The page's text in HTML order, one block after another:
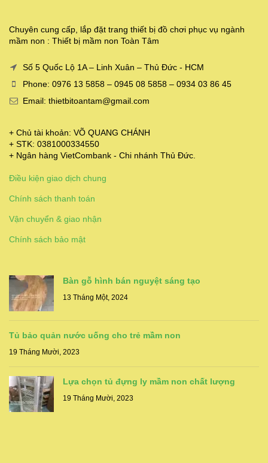
Chuyên cung cấp, lắp đặt trang thiết bị đồ chơi phục vụ ngành
mầm non : Thiết bị mầm non Toàn Tâm
Số 5 Quốc Lộ 1A – Linh Xuân – Thủ Đức - HCM
Phone: 0976 13 5858 – 0945 08 5858 – 0934 03 86 45
Email: thietbitoantam@gmail.com
+ Chủ tài khoản: VÕ QUANG CHÁNH
+ STK: 0381000334550
+ Ngân hàng VietCombank - Chi nhánh Thủ Đức.
Điều kiện giao dịch chung
Chính sách thanh toán
Vận chuyển & giao nhận
Chính sách bảo mật
Bàn gỗ hình bán nguyệt sáng tạo
13 Tháng Một, 2024
Tủ bảo quản nước uống cho trẻ mầm non
19 Tháng Mười, 2023
Lựa chọn tủ đựng ly mầm non chất lượng
19 Tháng Mười, 2023